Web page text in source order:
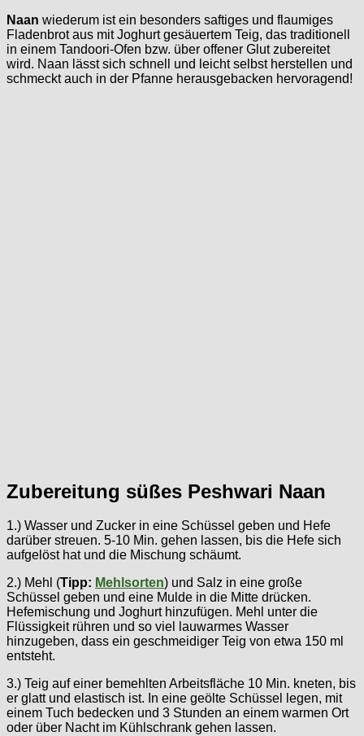
Naan wiederum ist ein besonders saftiges und flaumiges
Fladenbrot aus mit Joghurt gesäuertem Teig, das traditionell
in einem Tandoori-Ofen bzw. über offener Glut zubereitet
wird. Naan lässt sich schnell und leicht selbst herstellen und
schmeckt auch in der Pfanne herausgebacken hervoragend!
Zubereitung süßes Peshwari Naan
1.) Wasser und Zucker in eine Schüssel geben und Hefe
darüber streuen. 5-10 Min. gehen lassen, bis die Hefe sich
aufgelöst hat und die Mischung schäumt.
2.) Mehl (Tipp: Mehlsorten) und Salz in eine große
Schüssel geben und eine Mulde in die Mitte drücken.
Hefemischung und Joghurt hinzufügen. Mehl unter die
Flüssigkeit rühren und so viel lauwarmes Wasser
hinzugeben, dass ein geschmeidiger Teig von etwa 150 ml
entsteht.
3.) Teig auf einer bemehlten Arbeitsfläche 10 Min. kneten, bis
er glatt und elastisch ist. In eine geölte Schüssel legen, mit
einem Tuch bedecken und 3 Stunden an einem warmen Ort
oder über Nacht im Kühlschrank gehen lassen.